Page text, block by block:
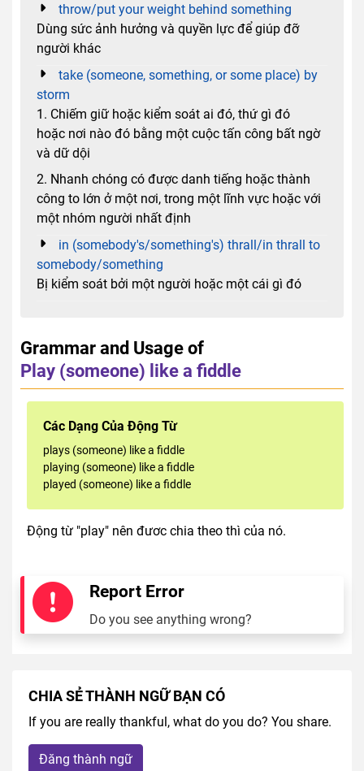
throw/put your weight behind something
Dùng sức ảnh hưởng và quyền lực để giúp đỡ
người khác
take (someone, something, or some place) by
storm
1. Chiếm giữ hoặc kiểm soát ai đó, thứ gì đó
hoặc nơi nào đó bằng một cuộc tấn công bất ngờ
và dữ dội
2. Nhanh chóng có được danh tiếng hoặc thành
công to lớn ở một nơi, trong một lĩnh vực hoặc với
một nhóm người nhất định
in (somebody's/something's) thrall/in thrall to
somebody/something
Bị kiểm soát bởi một người hoặc một cái gì đó
Grammar and Usage of
Play (someone) like a fiddle
Các Dạng Của Động Từ
plays (someone) like a fiddle
playing (someone) like a fiddle
played (someone) like a fiddle
Động từ "play" nên đươc chia theo thì của nó.
Report Error
Do you see anything wrong?
CHIA SẺ THÀNH NGỮ BẠN CÓ
If you are really thankful, what do you do? You share.
Đăng thành ngữ